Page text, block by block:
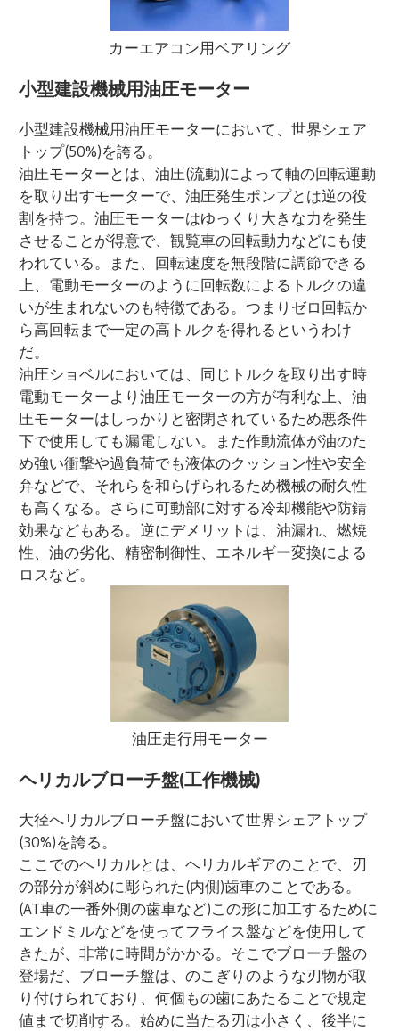
カーエアコン用ベアリング
小型建設機械用油圧モーター
小型建設機械用油圧モーターにおいて、世界シェア
トップ(50%)を誇る。
油圧モーターとは、油圧(流動)によって軸の回転運動
を取り出すモーターで、油圧発生ポンプとは逆の役
割を持つ。油圧モーターはゆっくり大きな力を発生
させることが得意で、観覧車の回転動力などにも使
われている。また、回転速度を無段階に調節できる
上、電動モーターのように回転数によるトルクの違
いが生まれないのも特徴である。つまりゼロ回転か
ら高回転まで一定の高トルクを得れるというわけ
だ。
油圧ショベルにおいては、同じトルクを取り出す時
電動モーターより油圧モーターの方が有利な上、油
圧モーターはしっかりと密閉されているため悪条件
下で使用しても漏電しない。また作動流体が油のた
め強い衝撃や過負荷でも液体のクッション性や安全
弁などで、それらを和らげられるため機械の耐久性
も高くなる。さらに可動部に対する冷却機能や防錆
効果などもある。逆にデメリットは、油漏れ、燃焼
性、油の劣化、精密制御性、エネルギー変換による
ロスなど。
油圧走行用モーター
ヘリカルブローチ盤(工作機械)
大径へリカルブローチ盤において世界シェアトップ
(30%)を誇る。
ここでのヘリカルとは、ヘリカルギアのことで、刃
の部分が斜めに彫られた(内側)歯車のことである。
(AT車の一番外側の歯車など)この形に加工するために
エンドミルなどを使ってフライス盤などを使用して
きたが、非常に時間がかかる。そこでブローチ盤の
登場だ、ブローチ盤は、のこぎりのような刃物が取
り付けられており、何個もの歯にあたることで規定
値まで切削する。始めに当たる刃は小さく、後半に